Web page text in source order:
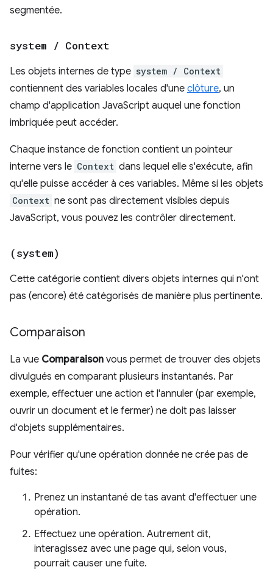
segmentée.
system / Context
Les objets internes de type system / Context
contiennent des variables locales d'une clôture, un
champ d'application JavaScript auquel une fonction
imbriquée peut accéder.
Chaque instance de fonction contient un pointeur
interne vers le Context dans lequel elle s'exécute, afin
qu'elle puisse accéder à ces variables. Même si les objets
Context ne sont pas directement visibles depuis
JavaScript, vous pouvez les contrôler directement.
(system)
Cette catégorie contient divers objets internes qui n'ont
pas (encore) été catégorisés de manière plus pertinente.
Comparaison
La vue Comparaison vous permet de trouver des objets
divulgués en comparant plusieurs instantanés. Par
exemple, effectuer une action et l'annuler (par exemple,
ouvrir un document et le fermer) ne doit pas laisser
d'objets supplémentaires.
Pour vérifier qu'une opération donnée ne crée pas de
fuites:
Prenez un instantané de tas avant d'effectuer une
opération.
Effectuez une opération. Autrement dit,
interagissez avec une page qui, selon vous,
pourrait causer une fuite.